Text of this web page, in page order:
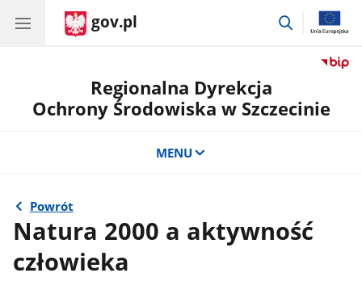
gov.pl
przejdź
Regionalna Dyrekcja
Ochrony Środowiska w Szczecinie
MENU
Powrót
Natura 2000 a aktywność
człowieka